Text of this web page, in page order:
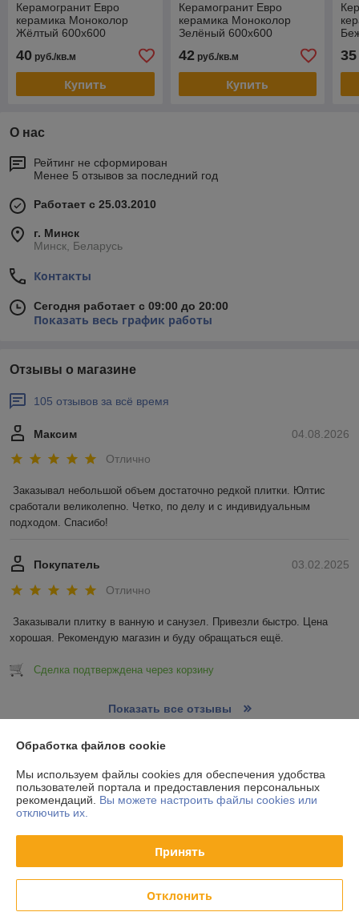
Керамогранит Евро
керамика Моноколор
Жёлтый 600х600
40 руб./кв.м
Купить
Керамогранит Евро
керамика Моноколор
Зелёный 600х600
42руб./кв.м
Купить
35
О нас
Рейтинг не сформирован
Менее 5 отзывов за последний год
Работает с 25.03.2010
г. Минск
Минск, Беларусь
Контакты
Сегодня работает с 09:00 до 20:00
Показать весь график работы
Отзывы о магазине
105 отзывов за всё время
04.08.2026
Максим
Отлично
Заказывал небольшой объем достаточно редкой плитки. Юлтис
сработали великолепно. Четко, по делу и с индивидуальным
подходом. Спасибо!
03.02.2025
Покупатель
Отлично
Заказывали плитку в ванную и санузел. Привезли быстро. Цена
хорошая. Рекомендую магазин и буду обращаться ещё.
Сделка подтверждена через корзину
Показать все отзывы
Контакты
Доставка и оплата
Полная версия сайта
Обработка файлов cookie
Мы используем файлы cookies для обеспечения удобства
пользователей портала и предоставления персональных
рекомендаций. Вы можете настроить файлы cookies или
отключить их.
Принять
Отклонить